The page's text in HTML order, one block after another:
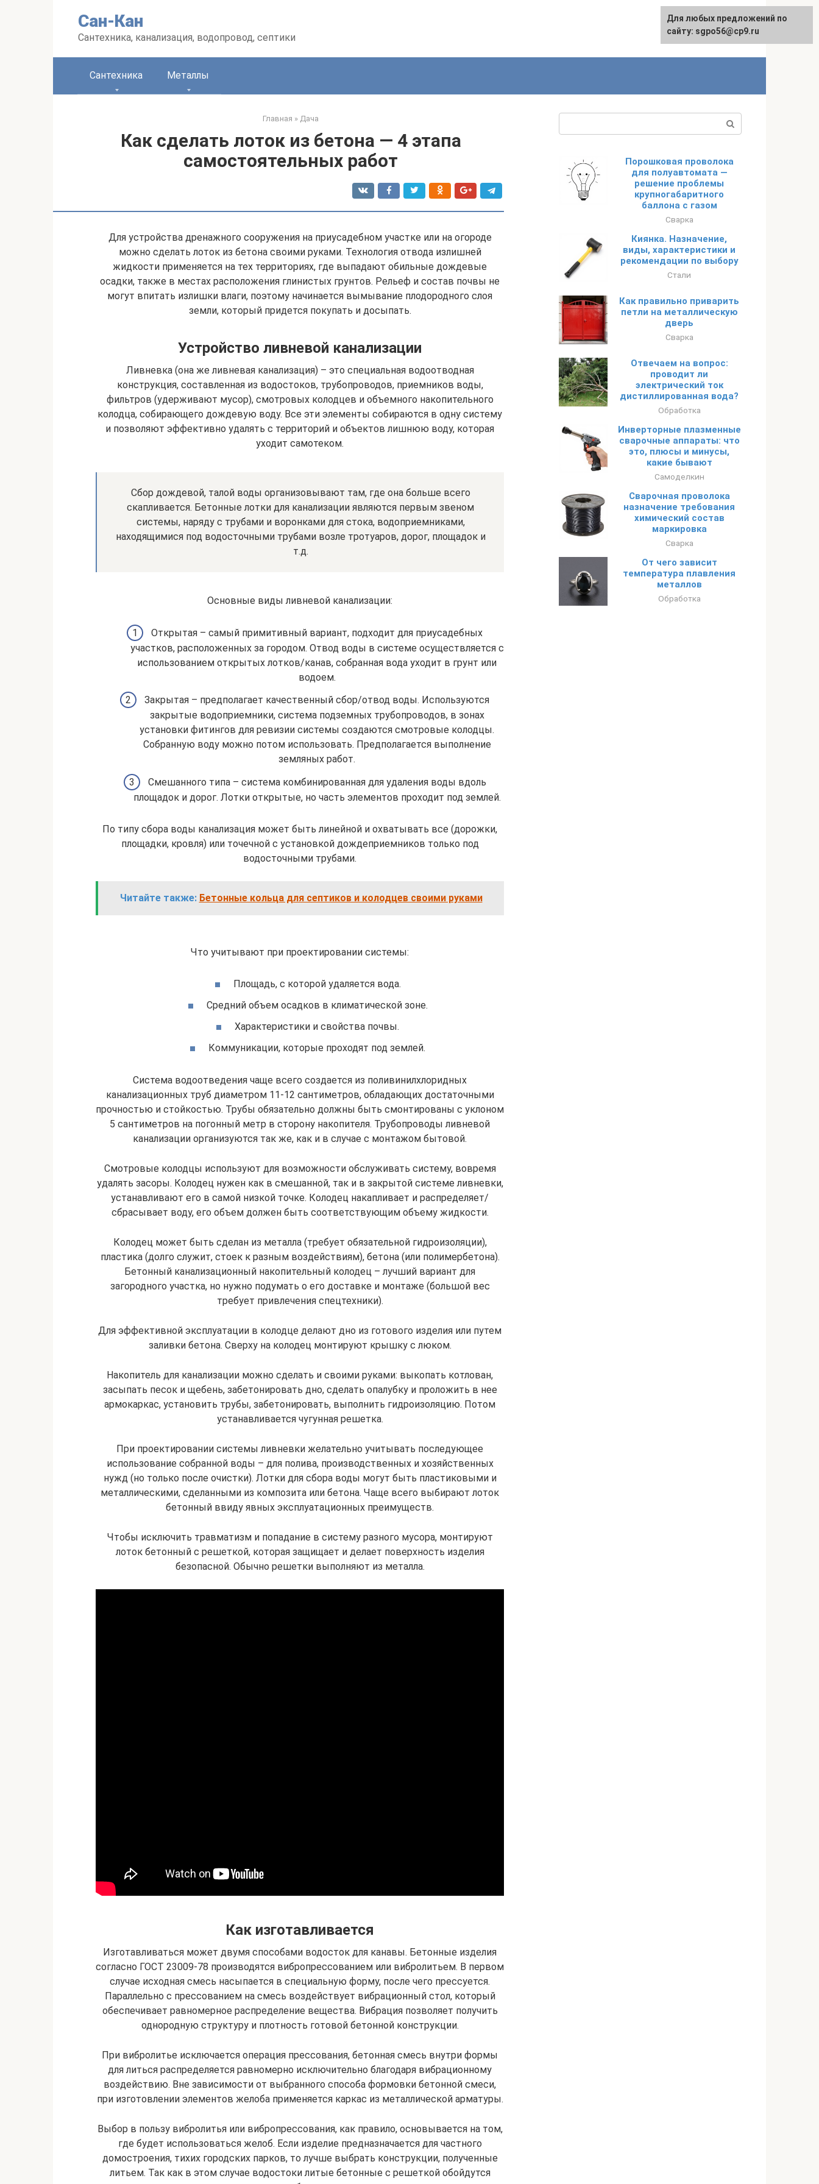
Сан-Кан
Сантехника, канализация, водопровод, септики
English
Сантехника Металлы
Главная » Дача
Как сделать лоток из бетона — 4 этапа
самостоятельных работ
Для устройства дренажного сооружения на приусадебном участке или на огороде
можно сделать лоток из бетона своими руками. Технология отвода излишней
жидкости применяется на тех территориях, где выпадают обильные дождевые
осадки, также в местах расположения глинистых грунтов. Рельеф и состав почвы не
могут впитать излишки влаги, поэтому начинается вымывание плодородного слоя
земли, который придется покупать и досыпать.
Устройство ливневой канализации
Ливневка (она же ливневая канализация) – это специальная водоотводная
конструкция, составленная из водостоков, трубопроводов, приемников воды,
фильтров (удерживают мусор), смотровых колодцев и объемного накопительного
колодца, собирающего дождевую воду. Все эти элементы собираются в одну систему
и позволяют эффективно удалять с территорий и объектов лишнюю воду, которая
уходит самотеком.
Сбор дождевой, талой воды организовывают там, где она больше всего
скапливается. Бетонные лотки для канализации являются первым звеном
системы, наряду с трубами и воронками для стока, водоприемниками,
находящимися под водосточными трубами возле тротуаров, дорог, площадок и
т.д.
Основные виды ливневой канализации:
Открытая – самый примитивный вариант, подходит для приусадебных
участков, расположенных за городом. Отвод воды в системе осуществляется с
использованием открытых лотков/канав, собранная вода уходит в грунт или
водоем.
Закрытая – предполагает качественный сбор/отвод воды. Используются
закрытые водоприемники, система подземных трубопроводов, в зонах
установки фитингов для ревизии системы создаются смотровые колодцы.
Собранную воду можно потом использовать. Предполагается выполнение
земляных работ.
Смешанного типа – система комбинированная для удаления воды вдоль
площадок и дорог. Лотки открытые, но часть элементов проходит под землей.
По типу сбора воды канализация может быть линейной и охватывать все (дорожки,
площадки, кровля) или точечной с установкой дождеприемников только под
водосточными трубами.
Читайте также: Бетонные кольца для септиков и колодцев своими руками
Что учитывают при проектировании системы:
Площадь, с которой удаляется вода.
Средний объем осадков в климатической зоне.
Характеристики и свойства почвы.
Коммуникации, которые проходят под землей.
Система водоотведения чаще всего создается из поливинилхлоридных
канализационных труб диаметром 11-12 сантиметров, обладающих достаточными
прочностью и стойкостью. Трубы обязательно должны быть смонтированы с уклоном
5 сантиметров на погонный метр в сторону накопителя. Трубопроводы ливневой
канализации организуются так же, как и в случае с монтажом бытовой.
Смотровые колодцы используют для возможности обслуживать систему, вовремя
удалять засоры. Колодец нужен как в смешанной, так и в закрытой системе ливневки,
устанавливают его в самой низкой точке. Колодец накапливает и распределяет/
сбрасывает воду, его объем должен быть соответствующим объему жидкости.
Колодец может быть сделан из металла (требует обязательной гидроизоляции),
пластика (долго служит, стоек к разным воздействиям), бетона (или полимербетона).
Бетонный канализационный накопительный колодец – лучший вариант для
загородного участка, но нужно подумать о его доставке и монтаже (большой вес
требует привлечения спецтехники).
Для эффективной эксплуатации в колодце делают дно из готового изделия или путем
заливки бетона. Сверху на колодец монтируют крышку с люком.
Накопитель для канализации можно сделать и своими руками: выкопать котлован,
засыпать песок и щебень, забетонировать дно, сделать опалубку и проложить в нее
армокаркас, установить трубы, забетонировать, выполнить гидроизоляцию. Потом
устанавливается чугунная решетка.
При проектировании системы ливневки желательно учитывать последующее
использование собранной воды – для полива, производственных и хозяйственных
нужд (но только после очистки). Лотки для сбора воды могут быть пластиковыми и
металлическими, сделанными из композита или бетона. Чаще всего выбирают лоток
бетонный ввиду явных эксплуатационных преимуществ.
Чтобы исключить травматизм и попадание в систему разного мусора, монтируют
лоток бетонный с решеткой, которая защищает и делает поверхность изделия
безопасной. Обычно решетки выполняют из металла.
Как изготавливается
Изготавливаться может двумя способами водосток для канавы. Бетонные изделия
согласно ГОСТ 23009-78 производятся вибропрессованием или вибролитьем. В первом
случае исходная смесь насыпается в специальную форму, после чего прессуется.
Параллельно с прессованием на смесь воздействует вибрационный стол, который
обеспечивает равномерное распределение вещества. Вибрация позволяет получить
однородную структуру и плотность готовой бетонной конструкции.
При вибролитье исключается операция прессования, бетонная смесь внутри формы
для литься распределяется равномерно исключительно благодаря вибрационному
воздействию. Вне зависимости от выбранного способа формовки бетонной смеси,
при изготовлении элементов желоба применяется каркас из металлической арматуры.
Выбор в пользу вибролитья или вибропрессования, как правило, основывается на том,
где будет использоваться желоб. Если изделие предназначается для частного
домостроения, тихих городских парков, то лучше выбрать конструкции, полученные
литьем. Так как в этом случае водостоки литые бетонные с решеткой обойдутся
Порошковая проволока
для полуавтомата —
решение проблемы
крупногабаритного
баллона с газом
Сварка
Киянка. Назначение,
виды, характеристики и
рекомендации по выбору
Стали
Как правильно приварить
петли на металлическую
дверь
Сварка
Отвечаем на вопрос:
проводит ли
электрический ток
дистиллированная вода?
Обработка
Инверторные плазменные
сварочные аппараты: что
это, плюсы и минусы,
какие бывают
Самоделкин
Сварочная проволока
назначение требования
химический состав
маркировка
Сварка
От чего зависит
температура плавления
металлов
Обработка
Для любых предложений по
сайту: sgpo56@cp9.ru